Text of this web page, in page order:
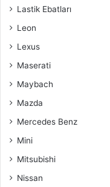
Lastik Ebatları
Leon
Lexus
Maserati
Maybach
Mazda
Mercedes Benz
Mini
Mitsubishi
Nissan